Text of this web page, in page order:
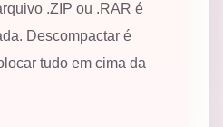
.ZIP ou .RAR é
Descompactar é
tudo em cima da